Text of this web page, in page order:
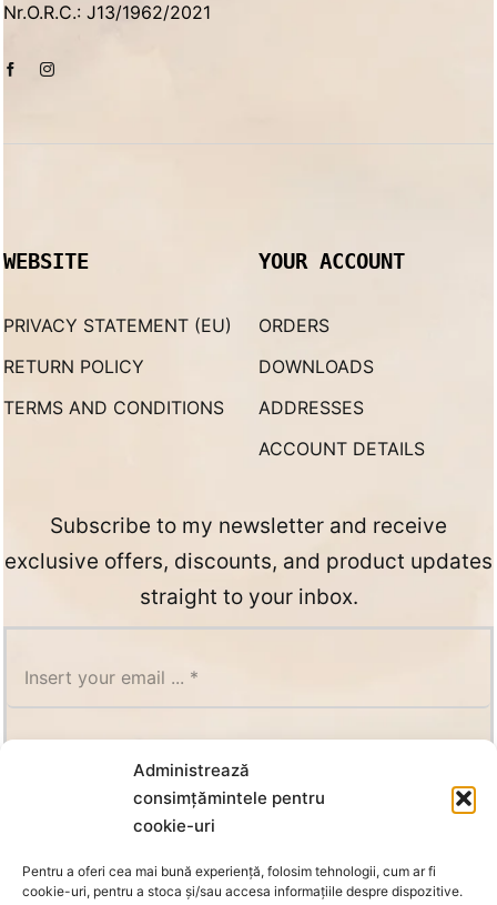
Administrează
consimțămintele pentru
cookie-uri
Pentru a oferi cea mai bună experiență, folosim tehnologii, cum ar fi
cookie-uri, pentru a stoca și/sau accesa informațiile despre dispozitive.
Nr.O.R.C.: J13/1962/2021
WEBSITE
PRIVACY STATEMENT (EU)
RETURN POLICY
TERMS AND CONDITIONS
YOUR ACCOUNT
ORDERS
DOWNLOADS
ADDRESSES
ACCOUNT DETAILS
Subscribe to my newsletter and receive
exclusive offers, discounts, and product updates
straight to your inbox.
SUBSCRIBE